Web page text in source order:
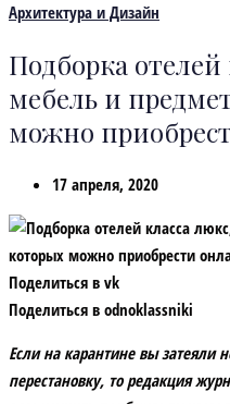
Архитектура и Дизайн
Подборка отелей
мебель и
можно
17 апреля, 2020
Поделиться в vk
Поделиться в odnoklassniki
Если на карантине вы затеяли
перестановку, то редакция